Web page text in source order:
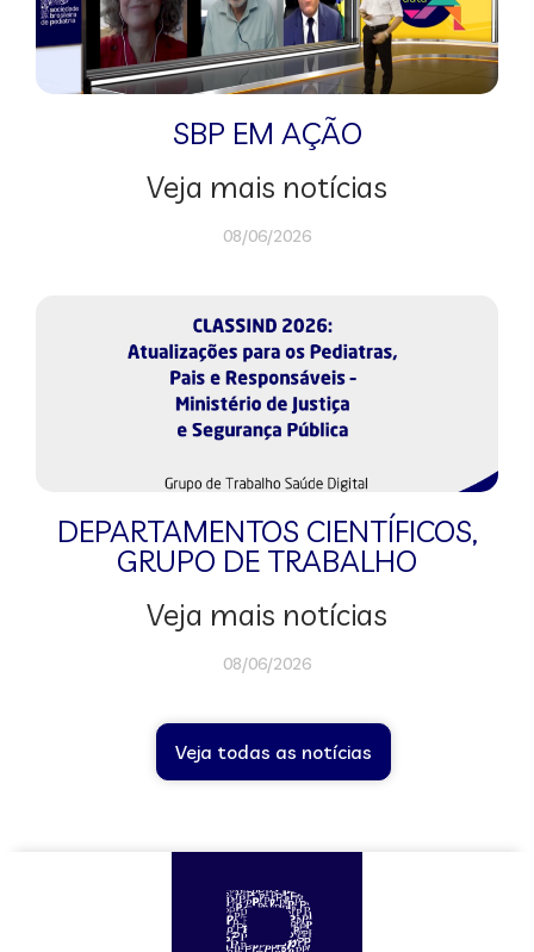
SBP EM AÇÃO
Veja mais notícias
08/06/2026
DEPARTAMENTOS CIENTÍFICOS,
GRUPO DE TRABALHO
Veja mais notícias
08/06/2026
Veja todas as notícias